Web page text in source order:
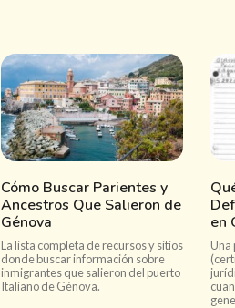
Cómo Buscar Parientes y
Ancestros Que Salieron de
Génova
La lista completa de recursos y sitios
donde buscar información sobre
inmigrantes que salieron del puerto
Italiano de Génova.
en
Una